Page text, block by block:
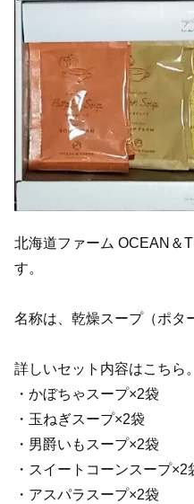
北海道ファーム OCEAN＆
す。
名称は、乾燥スープ（ポタ
詳しいセット内容はこちら。
・かぼちゃスープ×2袋
・玉ねぎスープ×2袋
・男爵いもスープ×2袋
・スイートコーンスープ×2
・アスパラスープ×2袋